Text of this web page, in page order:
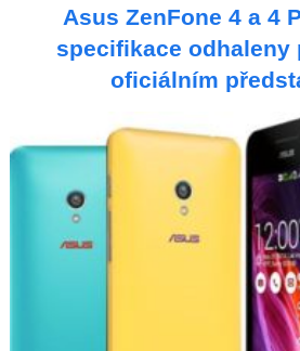
Asus ZenFone 4 a 4
specifikace odhaleny
oficiálním